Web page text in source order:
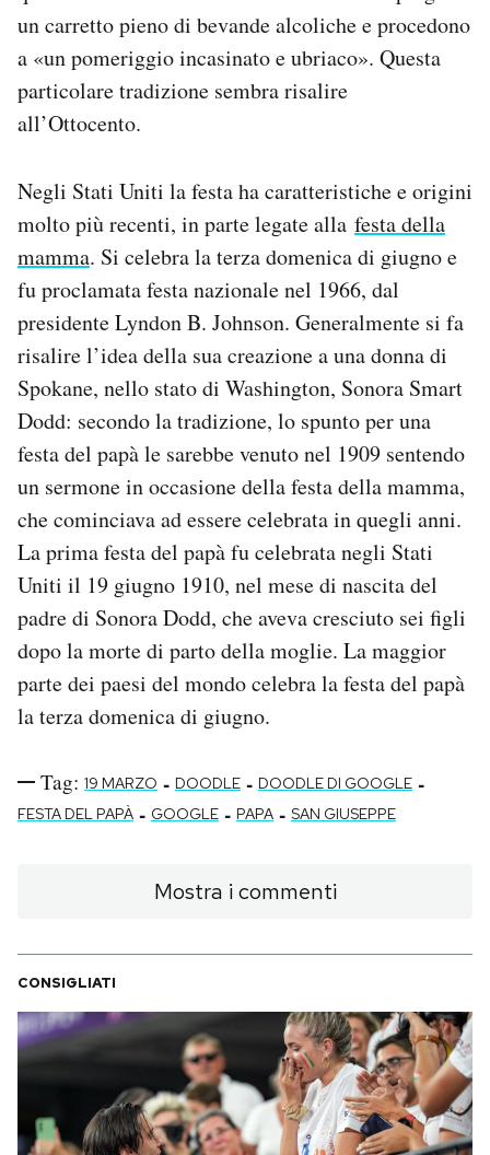
un carretto pieno di bevande alcoliche e procedono
a «un pomeriggio incasinato e ubriaco». Questa
particolare tradizione sembra risalire
all’Ottocento.
Negli Stati Uniti la festa ha caratteristiche e origini
molto più recenti, in parte legate alla festa della
mamma. Si celebra la terza domenica di giugno e
fu proclamata festa nazionale nel 1966, dal
presidente Lyndon B. Johnson. Generalmente si fa
risalire l’idea della sua creazione a una donna di
Spokane, nello stato di Washington, Sonora Smart
Dodd: secondo la tradizione, lo spunto per una
festa del papà le sarebbe venuto nel 1909 sentendo
un sermone in occasione della festa della mamma,
che cominciava ad essere celebrata in quegli anni.
La prima festa del papà fu celebrata negli Stati
Uniti il 19 giugno 1910, nel mese di nascita del
padre di Sonora Dodd, che aveva cresciuto sei figli
dopo la morte di parto della moglie. La maggior
parte dei paesi del mondo celebra la festa del papà
la terza domenica di giugno.
Tag: 19 MARZO - DOODLE - DOODLE DI GOOGLE -
FESTA DEL PAPÀ - GOOGLE - PAPA - SAN GIUSEPPE
Mostra i commenti
CONSIGLIATI